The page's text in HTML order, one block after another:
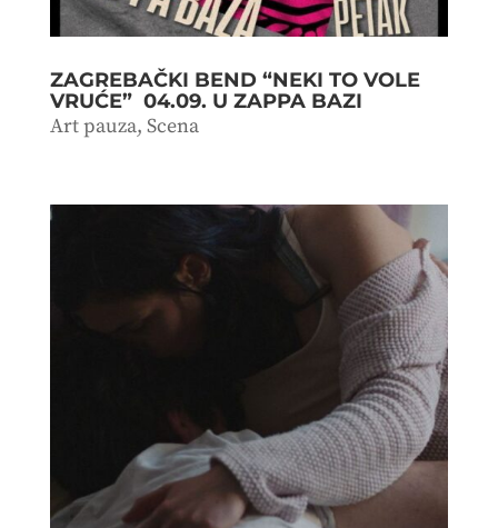
ZAGREBAČKI BEND “NEKI TO VOLE
VRUĆE” 04.09. U ZAPPA BAZI
Art pauza, Scena